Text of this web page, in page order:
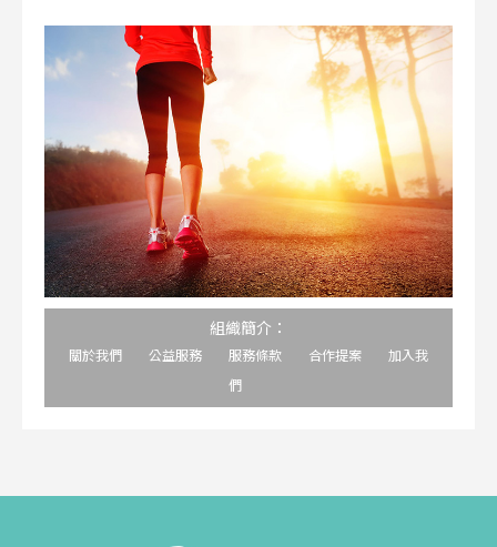
組織簡介：
關於我們 公益服務 服務條款 合作提案
加入我
們